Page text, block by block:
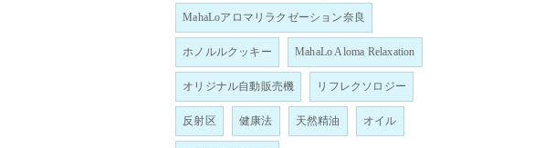
MahaLoアロマリラクゼーション奈良
ホノルルクッキー MahaLo Aloma Relaxation
オリジナル自動販売機 リフレクソロジー
反射区 健康法 天然精油 オイル